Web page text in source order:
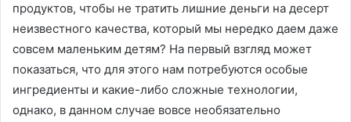
продуктов, чтобы не тратить лишние деньги на десерт
неизвестного качества, который мы нередко даем даже
совсем маленьким детям? На первый взгляд может
показаться, что для этого нам потребуются особые
ингредиенты и какие-либо сложные технологии,
однако, в данном случае вовсе необязательно